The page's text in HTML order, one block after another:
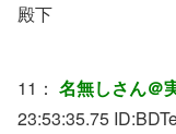
殿下
11： 名無しさん＠
23:53:35.75 ID: